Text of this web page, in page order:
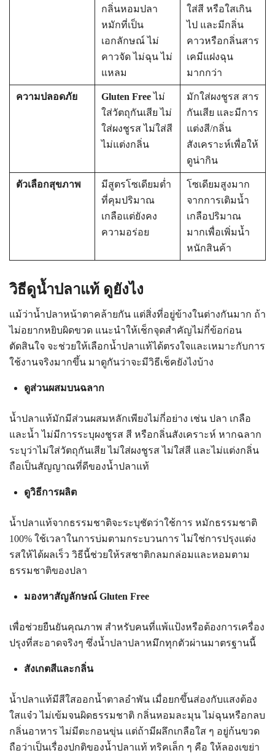
กลิ่นหอมปลา
หมักที่เป็น
เอกลักษณ์ ไม่
คาวจัด ไม่ฉุน ไม่
แหลม
ใส่สี หรือใสเกิน
ไป และมีกลิ่น
คาวหรือกลิ่นสาร
เคมีแฝงฉุน
มากกว่า
ความปลอดภัย Gluten Freeไม่
ใส่วัตถุกันเสีย ไม่
ใส่ผงชูรส ไม่ใส่สี
ไม่แต่งกลิ่น
มักใส่ผงชูรส สาร
กันเสีย และมีการ
แต่งสี/กลิ่น
สังเคราะห์เพื่อให้
ดูน่ากิน
ตัวเลือกสุขภาพ
มีสูตรโซเดียมต่ำ
ที่คุมปริมาณ
เกลือแต่ยังคง
ความอร่อย
โซเดียมสูงมาก
จากการเติมน้ำ
เกลือปริมาณ
มากเพื่อเพิ่มน้ำ
หนักสินค้า
วิธีดูน้ำปลาแท้ ดูยังไง
แม้ว่าน้ำปลาหน้าตาคล้ายกัน แต่สิ่งที่อยู่ข้างในต่างกันมาก ถ้า
ไม่อยากหยิบผิดขวด แนะนำให้เช็กจุดสำคัญไม่กี่ข้อก่อน
ตัดสินใจ จะช่วยให้เลือกน้ำปลาแท้ได้ตรงใจและเหมาะกับการ
ใช้งานจริงมากขึ้น มาดูกันว่าจะมีวิธีเช็คยังไงบ้าง
ดูส่วนผสมบนฉลาก
น้ำปลาแท้มักมีส่วนผสมหลักเพียงไม่กี่อย่าง เช่น ปลา เกลือ
และน้ำ ไม่มีการระบุผงชูรส สี หรือกลิ่นสังเคราะห์ หากฉลาก
ระบุว่าไม่ใส่วัตถุกันเสีย ไม่ใส่ผงชูรส ไม่ใส่สี และไม่แต่งกลิ่น
ถือเป็นสัญญาณที่ดีของน้ำปลาแท้
ดูวิธีการผลิต
น้ำปลาแท้จากธรรมชาติจะระบุชัดว่าใช้การ หมักธรรมชาติ
100% ใช้เวลาในการบ่มตามกระบวนการ ไม่ใช่การปรุงแต่ง
รสให้ได้ผลเร็ว วิธีนี้ช่วยให้รสชาติกลมกล่อมและหอมตาม
ธรรมชาติของปลา
มองหาสัญลักษณ์ Gluten Free
เพื่อช่วยยืนยันคุณภาพ สำหรับคนที่แพ้แป้งหรือต้องการเครื่อง
ปรุงที่สะอาดจริงๆ ซึ่งน้ำปลาปลาหมึกทุกตัวผ่านมาตรฐานนี้
สังเกตสีและกลิ่น
น้ำปลาแท้มีสีใสออกน้ำตาลอำพัน เมื่อยกขึ้นส่องกับแสงต้อง
ใสแจ๋ว ไม่เข้มจนผิดธรรมชาติ กลิ่นหอมละมุน ไม่ฉุนหรือกลบ
กลิ่นอาหาร ไม่มีตะกอนขุ่น แต่ถ้ามีผลึกเกลือใส ๆ อยู่ก้นขวด
ถือว่าเป็นเรื่องปกติของน้ำปลาแท้ ทริคเล็ก ๆ คือ ให้ลองเขย่า